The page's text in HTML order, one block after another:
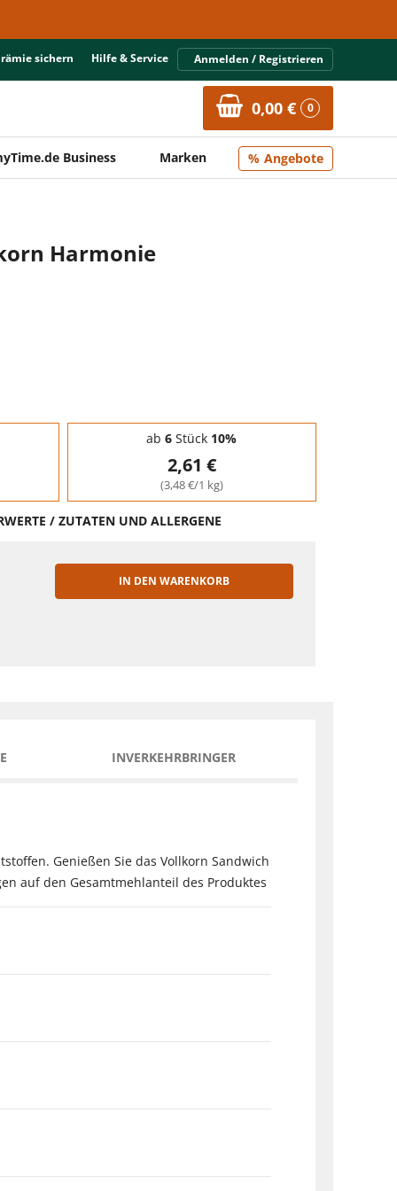
sichern Hilfe & Service Anmelden / Registrieren
0,00 € 0
Business Marken Angebote
Harmonie
ab 6 Stück 10%
2,61 €
(3,48 €/1 kg)
/ ZUTATEN UND ALLERGENE
IN DEN WARENKORB
INVERKEHRBRINGER
Genießen Sie das Vollkorn Sandwich
auf den Gesamtmehlanteil des Produktes